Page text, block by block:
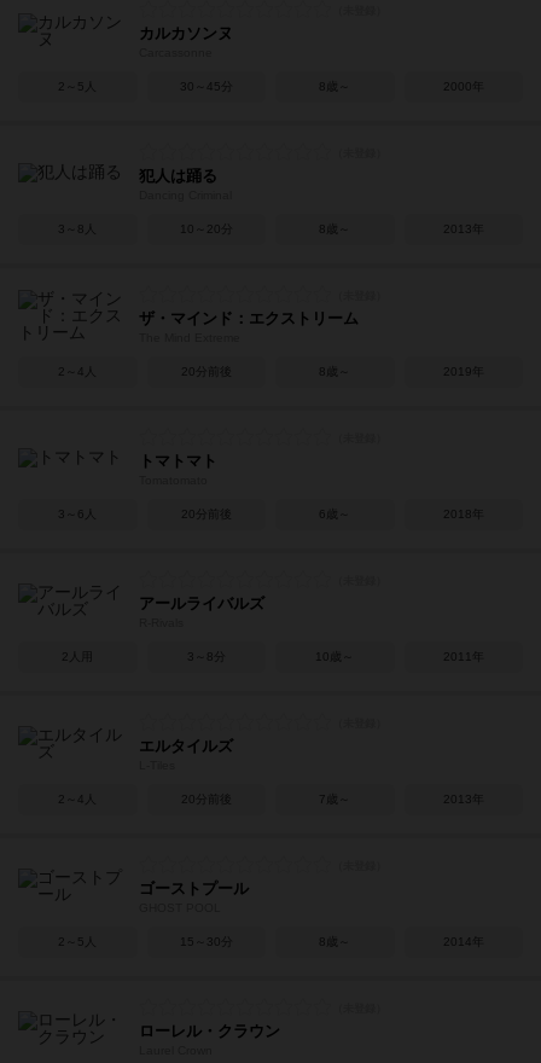
カルカソンヌ
2～5人 30～45分 8歳～ 2000年
犯人は踊る
3～8人 10～20分 8歳～ 2013年
ザ・マインド：エクストリーム
2～4人 20分前後 8歳～ 2019年
トマトマト
3～6人 20分前後 6歳～ 2018年
アールライバルズ
2人用 3～8分 10歳～ 2011年
エルタイルズ
2～4人 20分前後 7歳～ 2013年
ゴーストプール
2～5人 15～30分 8歳～ 2014年
ローレル・クラウン